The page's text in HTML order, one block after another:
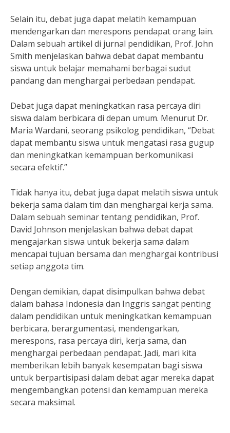
Selain itu, debat juga dapat melatih kemampuan
mendengarkan dan merespons pendapat orang lain.
Dalam sebuah artikel di jurnal pendidikan, Prof. John
Smith menjelaskan bahwa debat dapat membantu
siswa untuk belajar memahami berbagai sudut
pandang dan menghargai perbedaan pendapat.
Debat juga dapat meningkatkan rasa percaya diri
siswa dalam berbicara di depan umum. Menurut Dr.
Maria Wardani, seorang psikolog pendidikan, “Debat
dapat membantu siswa untuk mengatasi rasa gugup
dan meningkatkan kemampuan berkomunikasi
secara efektif.”
Tidak hanya itu, debat juga dapat melatih siswa untuk
bekerja sama dalam tim dan menghargai kerja sama.
Dalam sebuah seminar tentang pendidikan, Prof.
David Johnson menjelaskan bahwa debat dapat
mengajarkan siswa untuk bekerja sama dalam
mencapai tujuan bersama dan menghargai kontribusi
setiap anggota tim.
Dengan demikian, dapat disimpulkan bahwa debat
dalam bahasa Indonesia dan Inggris sangat penting
dalam pendidikan untuk meningkatkan kemampuan
berbicara, berargumentasi, mendengarkan,
merespons, rasa percaya diri, kerja sama, dan
menghargai perbedaan pendapat. Jadi, mari kita
memberikan lebih banyak kesempatan bagi siswa
untuk berpartisipasi dalam debat agar mereka dapat
mengembangkan potensi dan kemampuan mereka
secara maksimal.